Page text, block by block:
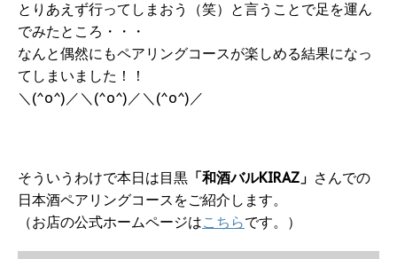
とりあえず行ってしまおう（笑）と言うことで足を運ん
でみたところ・・・
なんと偶然にもペアリングコースが楽しめる結果になっ
てしまいました！！
＼(^o^)／＼(^o^)／＼(^o^)／
そういうわけで本日は目黒 「和酒バルKIRAZ」 さんでの
日本酒ペアリングコースをご紹介します。
（お店の公式ホームページはこちらです。）